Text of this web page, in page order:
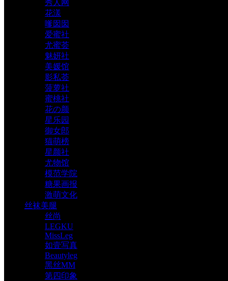
秀人网
花漾
嗲囡囡
爱蜜社
尤蜜荟
魅妍社
美媛馆
影私荟
菠萝社
蜜桃社
花の颜
星乐园
御女郎
猫萌榜
星颜社
尤物馆
模范学院
糖果画报
激萌文化
丝袜美腿
丝尚
LEGKU
MissLeg
如壹写真
Beautyleg
黑丝MM
第四印象